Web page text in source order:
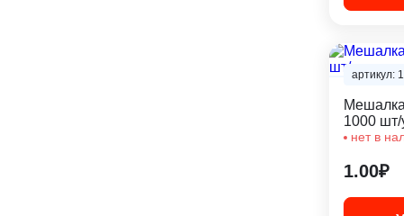
артикул:
1000 шт/
нет в
1.00₽